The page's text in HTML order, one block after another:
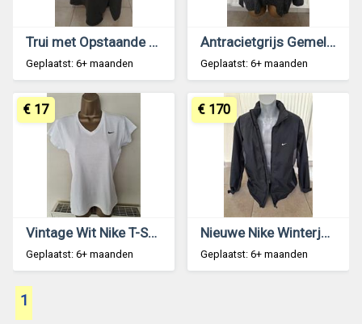
Trui met Opstaande Rolkraag in Prachtig Kakigroen
Geplaatst: 6+ maanden
Antracietgrijs Gemeleerde Cardigan Maat 48-50
Geplaatst: 6+ maanden
Vintage Wit Nike T-Shirt met V-Hals 40/42
Geplaatst: 6+ maanden
€ 17
Nieuwe Nike Winterjas met Afneembare Kap XXL
Geplaatst: 6+ maanden
€ 170
1